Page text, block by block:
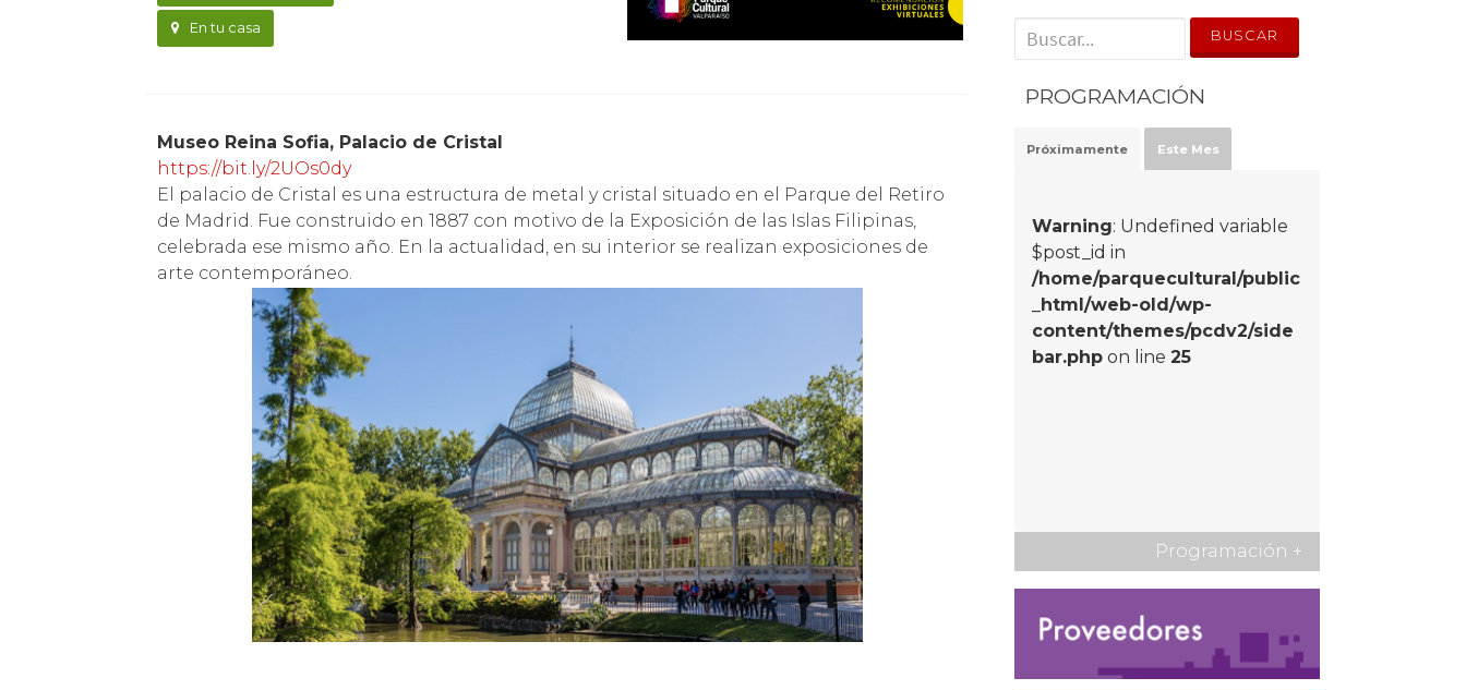
En tu casa
Museo Reina Sofia, Palacio de Cristal
https://bit.ly/2UOs0dy
El palacio de Cristal es una estructura de metal y cristal situado en el Parque del Retiro
de Madrid. Fue construido en 1887 con motivo de la Exposición de las Islas Filipinas,
celebrada ese mismo año. En la actualidad, en su interior se realizan exposiciones de
arte contemporáneo.
' . __('Search for:') . '
PROGRAMACIÓN
Próximamente Este Mes
Warning: Undefined variable
$post_id in
/home/parquecultural/public
_html/web-old/wp-
content/themes/pcdv2/side
bar.php on line25
Programación +